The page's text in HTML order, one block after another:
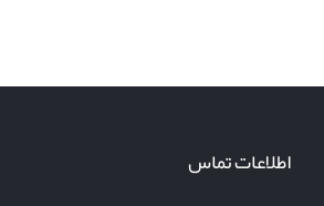
اطلاعات تماس